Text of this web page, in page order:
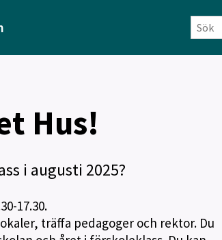
Hus!
i augusti 2025?
17.30.
träffa pedagoger och rektor. Du